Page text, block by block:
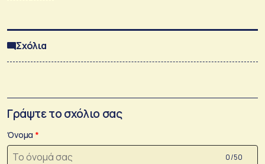
Σχόλια
Γράψτε το σχόλιο σας
Όνομα
0 /50